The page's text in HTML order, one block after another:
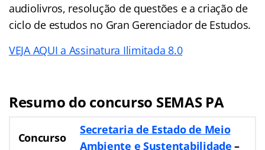
audiolivros, resolução de questões e a criação de
ciclo de estudos no Gran Gerenciador de Estudos.
VEJA AQUI a Assinatura Ilimitada 8.0
Resumo do concurso SEMAS PA
Concurso
Secretaria de Estado de Meio
Ambiente e Sustentabilidade –